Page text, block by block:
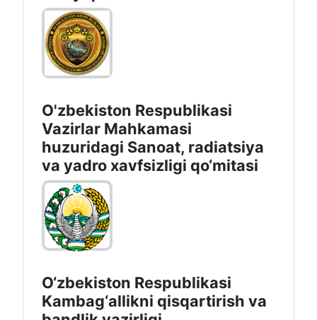
O'zbekiston Respublikasi
Vazirlar Mahkamasi
huzuridagi Sanoat, radiatsiya
va yadro xavfsizligi qo‘mitasi
O‘zbekiston Respublikasi
Kambag‘allikni qisqartirish va